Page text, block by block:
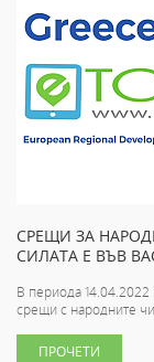
СРЕЩИ ЗА
СИЛАТА Е ВЪВ
В периода
срещи с народните
ПРОЧЕТИ